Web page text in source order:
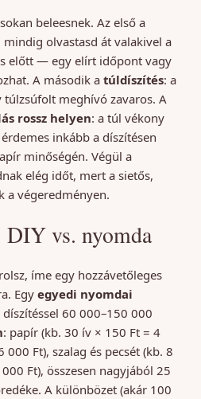
beleesnek. Az első a
mindig olvastasd át valakivel a
előtt — egy elírt időpont vagy
A második a túldíszítés: a
túlzsúfolt meghívó zavaros. A
rossz helyen: a túl vékony
inkább a díszítésen
minőségén. Végül a
elég időt, mert a sietős,
a végeredményen.
DIY vs. nyomda
íme egy hozzávetőleges
Egy egyedi nyomdai
díszítéssel 60 000–150 000
: papír (kb. 30 ív × 150 Ft = 4
Ft), szalag és pecsét (kb. 8
Ft), összesen nagyjából 25
A különbözet (akár 100